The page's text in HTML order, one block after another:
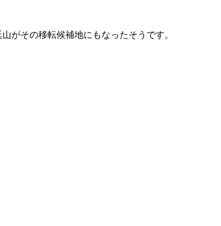
がその移転候補地にもなったそうです。